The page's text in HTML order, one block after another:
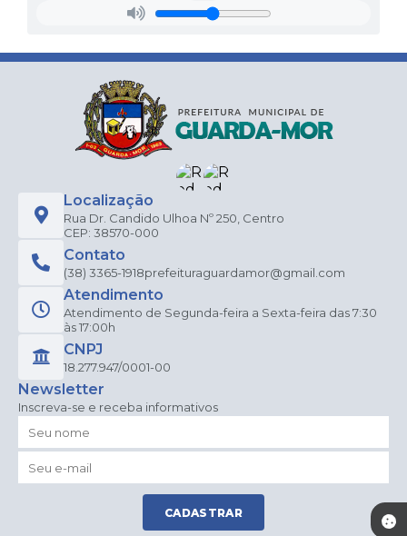
Localização
Rua Dr. Candido Ulhoa Nº 250, Centro
CEP: 38570-000
Contato
(38) 3365-1918prefeituraguardamor@gmail.com
Atendimento
Atendimento de Segunda-feira a Sexta-feira das 7:30
às 17:00h
CNPJ
18.277.947/0001-00
Newsletter
Inscreva-se e receba informativos
CADASTRAR